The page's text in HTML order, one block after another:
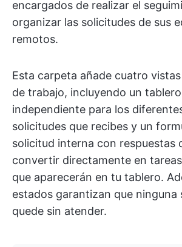
encargados de realizar el
organizar las solicitudes de sus
remotos.
Esta carpeta añade cuatro
de trabajo, incluyendo un
independiente para los
solicitudes que recibes y un
solicitud interna con respuestas
convertir directamente en
que aparecerán en tu tablero.
estados garantizan que ninguna
quede sin atender.